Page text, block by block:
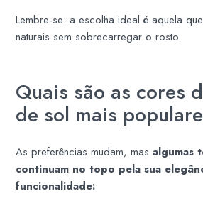
Lembre-se: a escolha ideal é aquela
naturais sem sobrecarregar o rosto.
Quais são as cores
de sol mais
As preferências mudam, masalgumas
continuam no topo pela sua
funcionalidade: